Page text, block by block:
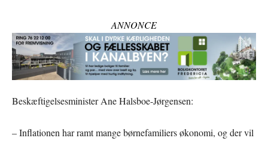
ANNONCE
Beskæftigelsesminister Ane Halsboe-Jørgensen:
– Inflationen har ramt mange børnefamiliers økonomi, og der vil